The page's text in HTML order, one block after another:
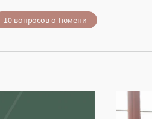
10 вопросов о Тюмени